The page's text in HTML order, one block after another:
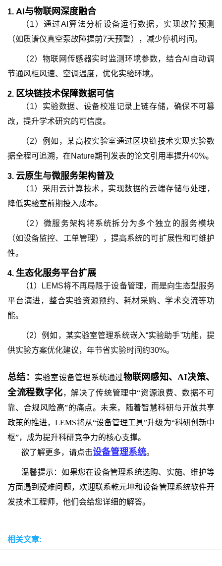
1. AI与物联网深度融合
（1）通过AI算法分析设备运行数据，实现故障预测
（如质谱仪真空泵故障提前7天预警），减少停机时间。
（2）物联网传感器实时监测环境参数，结合AI自动调
节通风柜风速、空调温度，优化实验环境。
2. 区块链技术保障数据可信
（1）实验数据、设备校准记录上链存储，确保不可篡
改，提升学术研究的可信度。
（2）例如，某高校实验室通过区块链技术实现实验数
据全程可追溯，在Nature期刊发表的论文引用率提升40%。
3. 云原生与微服务架构普及
（1）采用云计算技术，实现数据的云端存储与处理，
降低实验室前期投入成本。
（2）微服务架构将系统拆分为多个独立的服务模块
（如设备监控、工单管理），提高系统的可扩展性和可维护
性。
4. 生态化服务平台扩展
（1）LEMS将不再局限于设备管理，而是向生态型服务
平台演进，整合实验资源预约、耗材采购、学术交流等功
能。
（2）例如，某实验室管理系统嵌入“实验助手”功能，提
供实验方案优化建议，年节省实验时间约30%。
总结： 实验室设备管理系统通过物联网感知、AI决策、
全流程数字化，解决了传统管理中“资源浪费、数据不可
靠、合规风险高”的痛点。未来，随着智慧科研与开放共享
政策的推进，LEMS将从“设备管理工具”升级为“科研创新中
枢”，成为提升科研竞争力的核心支撑。
欲了解更多，请点击设备管理系统。
温馨提示：如果您在设备管理系统选购、实施、维护等
方面遇到疑难问题，欢迎联系乾元坤和设备管理系统软件开
发技术工程师，他们会给您详细的解答。
相关文章: